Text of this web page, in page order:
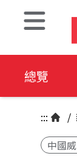
總覽
::: /
中國